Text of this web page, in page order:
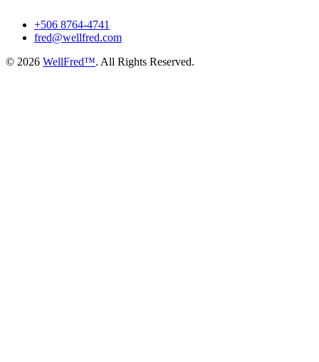
+506 8764-4741
fred@wellfred.com
© 2026 WellFred™. All Rights Reserved.